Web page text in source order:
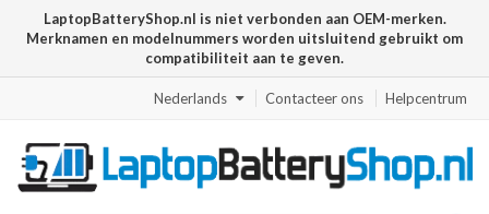
LaptopBatteryShop.nl is niet verbonden aan OEM-merken.
Merknamen en modelnummers worden uitsluitend gebruikt om
compatibiliteit aan te geven.
Nederlands Contacteer ons Helpcentrum